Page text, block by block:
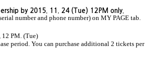
by 2015. 11. 24 (Tue) 12PM only.
number and phone number) on MY PAGE tab.
, 12 PM. (Tue)
period. You can purchase additional 2 tickets per